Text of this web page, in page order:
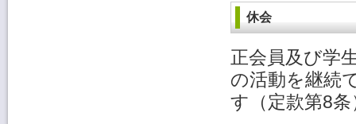
休会
正会員及び学
の活動を継続
す（定款第8条